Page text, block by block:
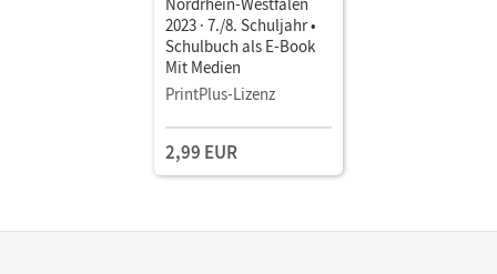
2023 · 7./8. Schuljahr •
Schulbuch als E-Book
Mit Medien
PrintPlus-Lizenz
2,99 EUR